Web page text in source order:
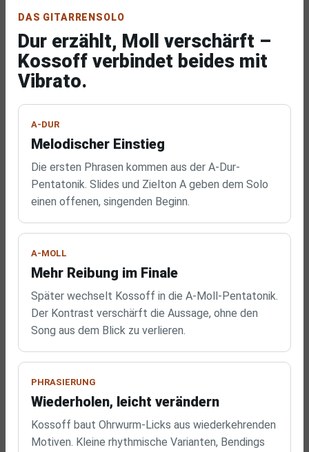
DAS GITARRENSOLO
Dur erzählt, Moll verschärft –
Kossoff verbindet beides mit
Vibrato.
A-DUR
Melodischer Einstieg
Die ersten Phrasen kommen aus der A-Dur-
Pentatonik. Slides und Zielton A geben dem Solo
einen offenen, singenden Beginn.
A-MOLL
Mehr Reibung im Finale
Später wechselt Kossoff in die A-Moll-Pentatonik.
Der Kontrast verschärft die Aussage, ohne den
Song aus dem Blick zu verlieren.
PHRASIERUNG
Wiederholen, leicht verändern
Kossoff baut Ohrwurm-Licks aus wiederkehrenden
Motiven. Kleine rhythmische Varianten, Bendings